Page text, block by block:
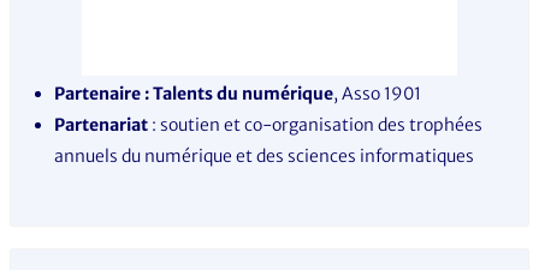
Partenaire : Talents du numérique, Asso 1901
Partenariat : soutien et co-organisation des trophées
annuels du numérique et des sciences informatiques